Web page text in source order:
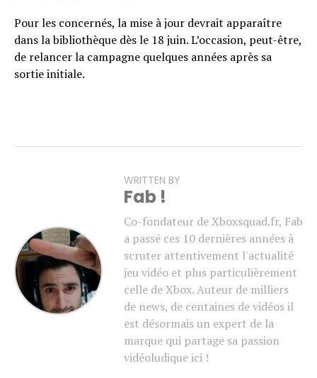
Pour les concernés, la mise à jour devrait apparaître
dans la bibliothèque dès le 18 juin. L’occasion, peut-être,
de relancer la campagne quelques années après sa
sortie initiale.
WRITTEN BY
Fab !
Co-fondateur de Xboxsquad.fr, Fab
a passé ces 10 dernières années à
scruter attentivement l'actualité
jeu vidéo et plus particulièrement
celle de Xbox. Auteur de milliers
de news, de centaines de vidéos il
est désormais un expert de la
marque qui partage sa passion
vidéoludique ici !